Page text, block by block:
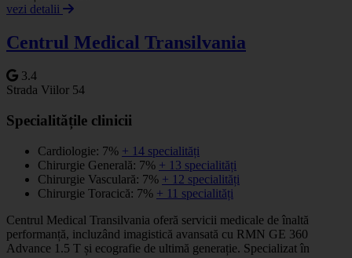
vezi detalii
Centrul Medical Transilvania
3.4
Strada Viilor 54
Specialitățile clinicii
Cardiologie: 7% + 14 specialități
Chirurgie Generală: 7% + 13 specialități
Chirurgie Vasculară: 7% + 12 specialități
Chirurgie Toracică: 7% + 11 specialități
Centrul Medical Transilvania oferă servicii medicale de înaltă
performanță, incluzând imagistică avansată cu RMN GE 360
Advance 1.5 T și ecografie de ultimă generație. Specializat în